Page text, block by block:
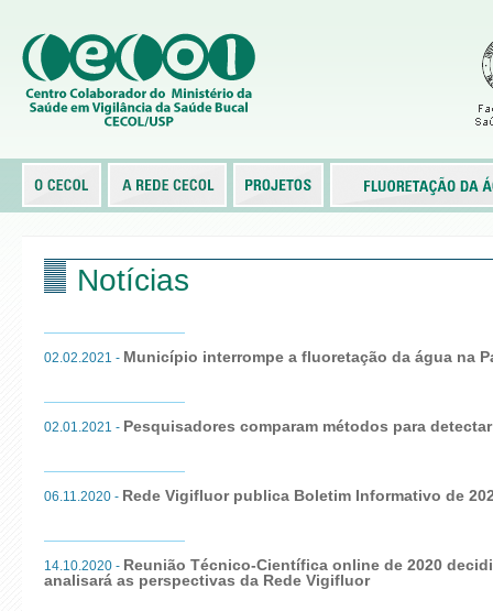
Notícias
02.02.2021 - Município interrompe a fluoretação da água na
02.01.2021 - Pesquisadores comparam métodos para
06.11.2020 - Rede Vigifluor publica Boletim Informativo de
14.10.2020 - Reunião Técnico-Científica online de 2020
analisará as perspectivas da Rede Vigifluor